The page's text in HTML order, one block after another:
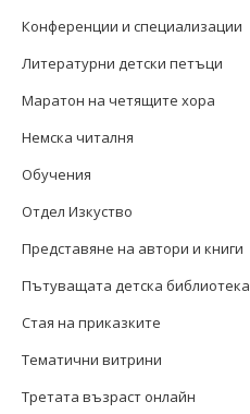
Конференции и специализации
Литературни детски петъци
Маратон на четящите хора
Немска читалня
Обучения
Отдел Изкуство
Представяне на автори и книги
Пътуващата детска библиотека
Стая на приказките
Тематични витрини
Третата възраст онлайн